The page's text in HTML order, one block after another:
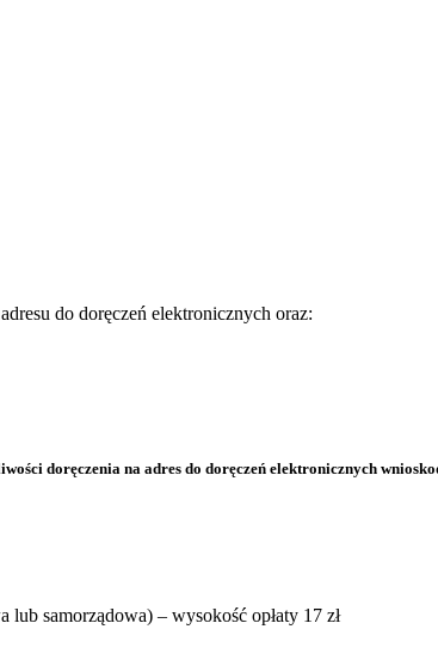
do doręczeń elektronicznych oraz:
doręczenia na adres do doręczeń elektronicznych
lub samorządowa) – wysokość opłaty 17 zł